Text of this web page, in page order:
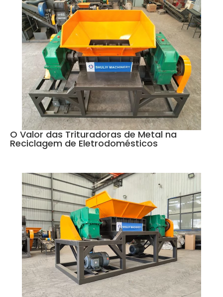
O Valor das Trituradoras de Metal na
Reciclagem de Eletrodomésticos